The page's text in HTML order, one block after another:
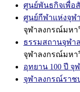
ศูนย์พันธกิจเพื่อ
ศูนย์กีฬาแห่งจุฬ
จุฬาลงกรณ์มหา
ธรรมสถานจุฬา
จุฬาลงกรณ์มหา
อุทยาน 100 ปี จุ
จุฬาลงกรณ์ราช